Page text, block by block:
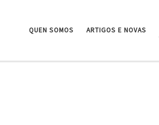
QUEN SOMOS ARTIGOS E NOVAS